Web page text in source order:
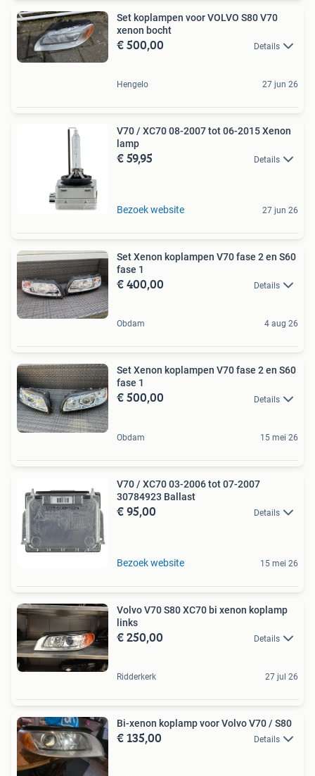
Set koplampen voor VOLVO S80 V70
xenon bocht
€ 500,00 Details
Hengelo 27 jun 26
V70 / XC70 08-2007 tot 06-2015 Xenon
lamp
€ 59,95 Details
Bezoek website 27 jun 26
Set Xenon koplampen V70 fase 2 en S60
fase 1
€ 400,00 Details
Obdam 4 aug 26
Set Xenon koplampen V70 fase 2 en S60
fase 1
€ 500,00 Details
Obdam 15 mei 26
V70 / XC70 03-2006 tot 07-2007
30784923 Ballast
€ 95,00 Details
Bezoek website 15 mei 26
Volvo V70 S80 XC70 bi xenon koplamp
links
€ 250,00 Details
Ridderkerk 27 jul 26
Bi-xenon koplamp voor Volvo V70 / S80
€ 135,00 Details